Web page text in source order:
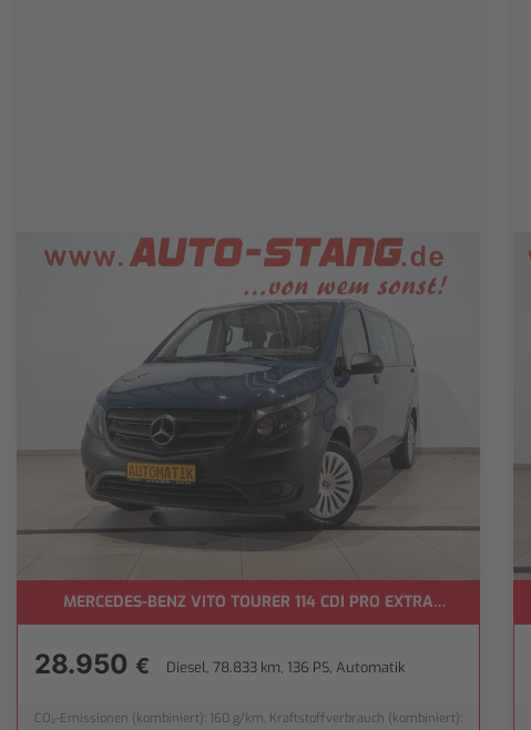
MERCEDES-BENZ VITO TOURER 114 CDI PRO EXTRALANG
28.950 € Diesel, 78.833 km, 136 PS, Automatik
CO₂-Emissionen (kombiniert): 160 g/km, Kraftstoffverbrauch (kombiniert):